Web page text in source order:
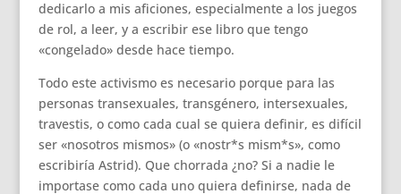
dedicarlo a mis aficiones, especialmente a los juegos
de rol, a leer, y a escribir ese libro que tengo
«congelado» desde hace tiempo.
Todo este activismo es necesario porque para las
personas transexuales, transgénero, intersexuales,
travestis, o como cada cual se quiera definir, es difícil
ser «nosotros mismos» (o «nostr*s mism*s», como
escribiría Astrid). Que chorrada ¿no? Si a nadie le
importase como cada uno quiera definirse, nada de